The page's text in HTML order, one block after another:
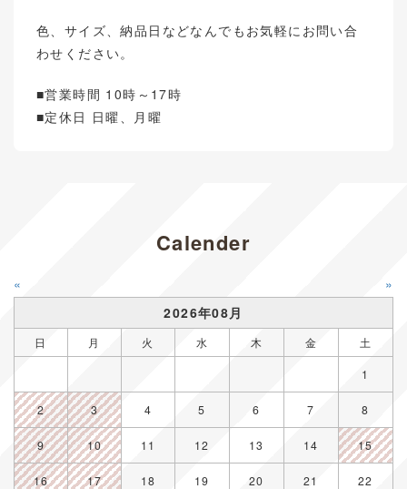
色、サイズ、納品日などなんでもお気軽にお問い合
わせください。
■営業時間 10時～17時
■定休日 日曜、月曜
Calender
«
»
2026年08月
日 月 火 水 木 金 土
1
2 3 4 5 6 7 8
9 10 11 12 13 14 15
16 17 18 19 20 21 22